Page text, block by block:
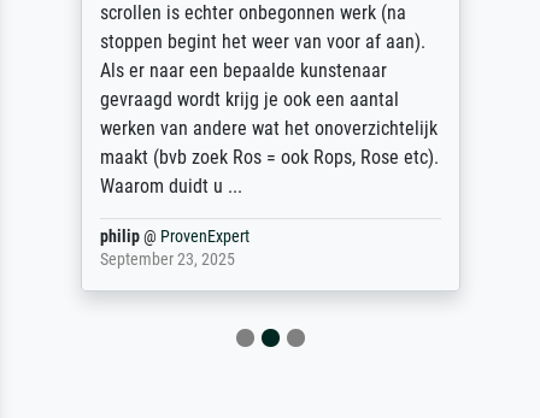
scrollen is echter onbegonnen werk (na
stoppen begint het weer van voor af aan).
Als er naar een bepaalde kunstenaar
gevraagd wordt krijg je ook een aantal
werken van andere wat het onoverzichtelijk
maakt (bvb zoek Ros = ook Rops, Rose etc).
Waarom duidt u ...
philip@ ProvenExpert
September 23, 2025